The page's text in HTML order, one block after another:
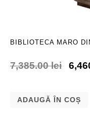
BIBLIOTECA MARO
7,385.00lei
ADAUGĂ ÎN COȘ